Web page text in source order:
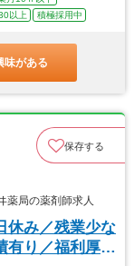
以上 積極採用中
味がある
保存する
薬局の薬剤師求人
休み／残業少な
有り／福利厚生